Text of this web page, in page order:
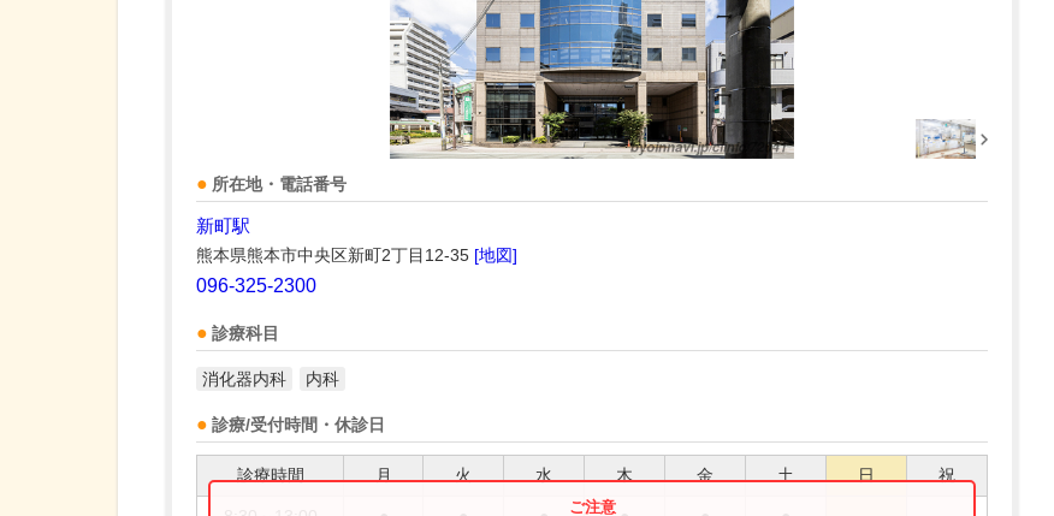
所在地・電話番号
新町駅
熊本県熊本市中央区新町2丁目12-35 [地図]
096-325-2300
診療科目
消化器内科 内科
診療/受付時間・休診日
診療時間 月 火 水 木 金 土 日 祝